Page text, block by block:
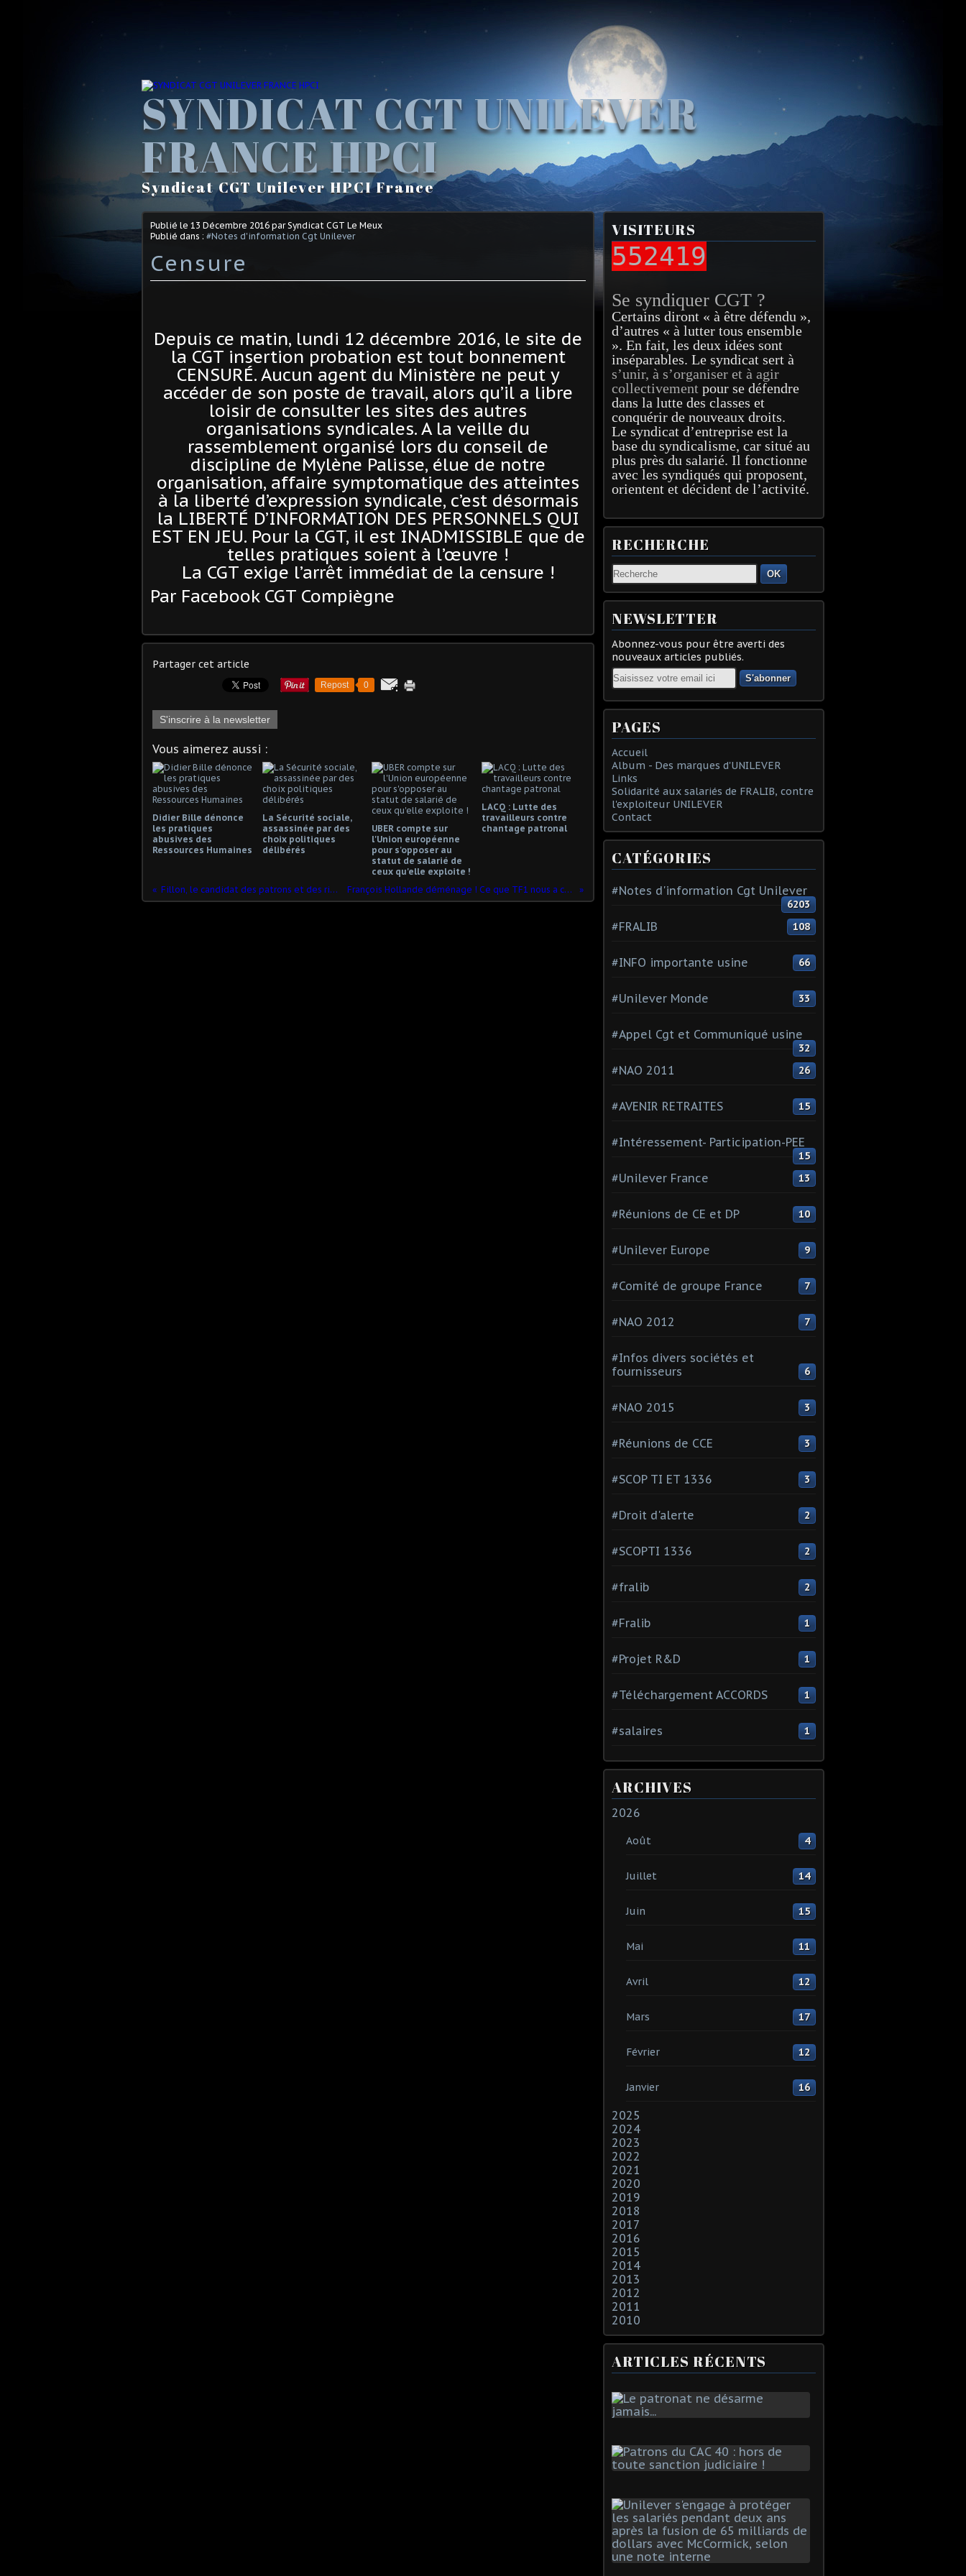
SYNDICAT CGT UNILEVER
FRANCE HPCI
Syndicat CGT Unilever HPCI France
Publié le 13 Décembre 2016 par Syndicat CGT Le Meux
Publié dans : #Notes d'information Cgt Unilever
Censure
Depuis ce matin, lundi 12 décembre 2016, le site de
la CGT insertion probation est tout bonnement
CENSURÉ. Aucun agent du Ministère ne peut y
accéder de son poste de travail, alors qu’il a libre
loisir de consulter les sites des autres
organisations syndicales. A la veille du
rassemblement organisé lors du conseil de
discipline de Mylène Palisse, élue de notre
organisation, affaire symptomatique des atteintes
à la liberté d’expression syndicale, c’est désormais
la LIBERTÉ D’INFORMATION DES PERSONNELS QUI
EST EN JEU. Pour la CGT, il est INADMISSIBLE que de
telles pratiques soient à l’œuvre !
La CGT exige l’arrêt immédiat de la censure !
Par Facebook CGT Compiègne
Partager cet article
Repost 0
S'inscrire à la newsletter
Vous aimerez aussi :
Didier Bille dénonce
les pratiques
abusives des
Ressources Humaines
La Sécurité sociale,
assassinée par des
choix politiques
délibérés
UBER compte sur
l'Union européenne
pour s'opposer au
statut de salarié de
ceux qu'elle exploite !
LACQ : Lutte des
travailleurs contre
chantage patronal
Fillon, le candidat des patrons et des riches François Hollande déménage ! Ce que TF1 nous a caché !
VISITEURS
552419
Se syndiquer CGT ?
Certains diront « à être défendu »,
d’autres « à lutter tous ensemble
». En fait, les deux idées sont
inséparables. Le syndicat sert à
s’unir, à s’organiser et à agir
collectivement pour se défendre
dans la lutte des classes et
conquérir de nouveaux droits.
Le syndicat d’entreprise est la
base du syndicalisme, car situé au
plus près du salarié. Il fonctionne
avec les syndiqués qui proposent,
orientent et décident de l’activité.
RECHERCHE
OK
NEWSLETTER
Abonnez-vous pour être averti des
nouveaux articles publiés.
Email
PAGES
Accueil
Album - Des marques d'UNILEVER
Links
Solidarité aux salariés de FRALIB, contre
l'exploiteur UNILEVER
Contact
CATÉGORIES
#Notes d'information Cgt Unilever
6203
#FRALIB 108
#INFO importante usine 66
#Unilever Monde 33
#Appel Cgt et Communiqué usine
32
#NAO 2011 26
#AVENIR RETRAITES 15
#Intéressement- Participation-PEE
15
#Unilever France 13
#Réunions de CE et DP 10
#Unilever Europe 9
#Comité de groupe France 7
#NAO 2012 7
#Infos divers sociétés et
fournisseurs
6
#NAO 2015 3
#Réunions de CCE 3
#SCOP TI ET 1336 3
#Droit d'alerte 2
#SCOPTI 1336 2
#fralib 2
#Fralib 1
#Projet R&D 1
#Téléchargement ACCORDS 1
#salaires 1
ARCHIVES
2026
Août 4
Juillet 14
Juin 15
Mai 11
Avril 12
Mars 17
Février 12
Janvier 16
2025
2024
2023
2022
2021
2020
2019
2018
2017
2016
2015
2014
2013
2012
2011
2010
ARTICLES RÉCENTS